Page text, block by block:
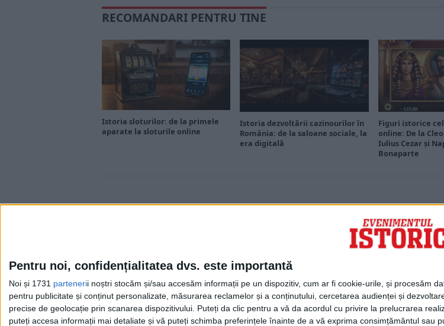
Pentru noi, confidențialitatea dvs. este importantă
Noi și 1731 partenerii noștri stocăm și/sau accesăm informații pe un dispozitiv, cum ar fi cookie-urile, și procesăm
pentru publicitate și conținut personalizate, măsurarea reclamelor și a conținutului, cercetarea audienței și
precise de geolocație prin scanarea dispozitivului. Puteți da clic pentru a vă da acordul cu privire la prelucrarea
puteți accesa informații mai detaliate și vă puteți schimba preferințele înainte de a vă exprima consimțământul sau
RECOMANDARI PENTRU TINE
Istoria sloturilor: de la primele
aparate la sloturile online
Istoria dezvoltării cazinourilor în
România: de la saloane sociale, la
era digitală
Figuri istorice
online: De la
Iulius Cezar și
Bonaparte
Cea mai mare revistă de istorie din Europa!.
Media KIT
Evenimentul Zilei
Doctorul Zilei
Infofinanciar
Infoactual
Editura de carte
EVZ Comunicate